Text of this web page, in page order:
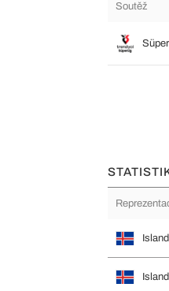
Soutěž
Island